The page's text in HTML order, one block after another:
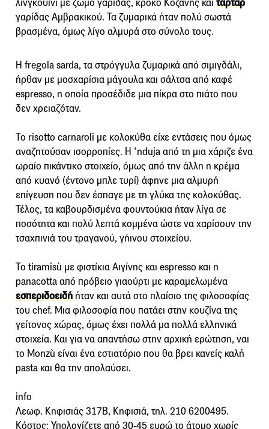
λινγκουίνι με ζωμό γαρίδας, κρόκο Κοζάνης και ταρτάρ
γαρίδας Αμβρακικού. Τα ζυμαρικά ήταν πολύ σωστά
βρασμένα, όμως λίγο αλμυρά στο σύνολο τους.
Η fregola sarda, τα στρόγγυλα ζυμαρικά από σιμιγδάλι,
ήρθαν με μοσχαρίσια μάγουλα και σάλτσα από καφέ
espresso, η οποία προσέδιδε μια πίκρα στο πιάτο που
δεν χρειαζόταν.
Το risotto carnaroli με κολοκύθα είχε εντάσεις που όμως
αναζητούσαν ισορροπίες. Η ‘nduja από τη μια χάριζε ένα
ωραίο πικάντικο στοιχείο, όμως από την άλλη η κρέμα
από κυανό (έντονο μπλε τυρί) άφηνε μια αλμυρή
επίγευση που δεν έσπαγε με τη γλύκα της κολοκύθας.
Τέλος, τα καβουρδισμένα φουντούκια ήταν λίγα σε
ποσότητα και πολύ λεπτά κομμένα ώστε να χαρίσουν την
τσαχπινιά του τραγανού, γήινου στοιχείου.
Το tiramisù με φιστίκια Αιγίνης και espresso και η
panacotta από πρόβειο γιαούρτι με καραμελωμένα
εσπεριδοειδή ήταν και αυτά στο πλαίσιο της φιλοσοφίας
του chef. Μια φιλοσοφία που πατάει στην κουζίνα της
γείτονος χώρας, όμως έχει πολλά μα πολλά ελληνικά
στοιχεία. Και για να απαντήσω στην αρχική ερώτηση, ναι
το Monzù είναι ένα εστιατόριο που θα βρει κανείς καλή
pasta και θα την απολαύσει.
info
Λεωφ. Κηφισιάς 317Β, Κηφισιά, τηλ. 210 6200495.
Κόστος: Υπολογίζετε από 30-45 ευρώ το άτομο χωρίς